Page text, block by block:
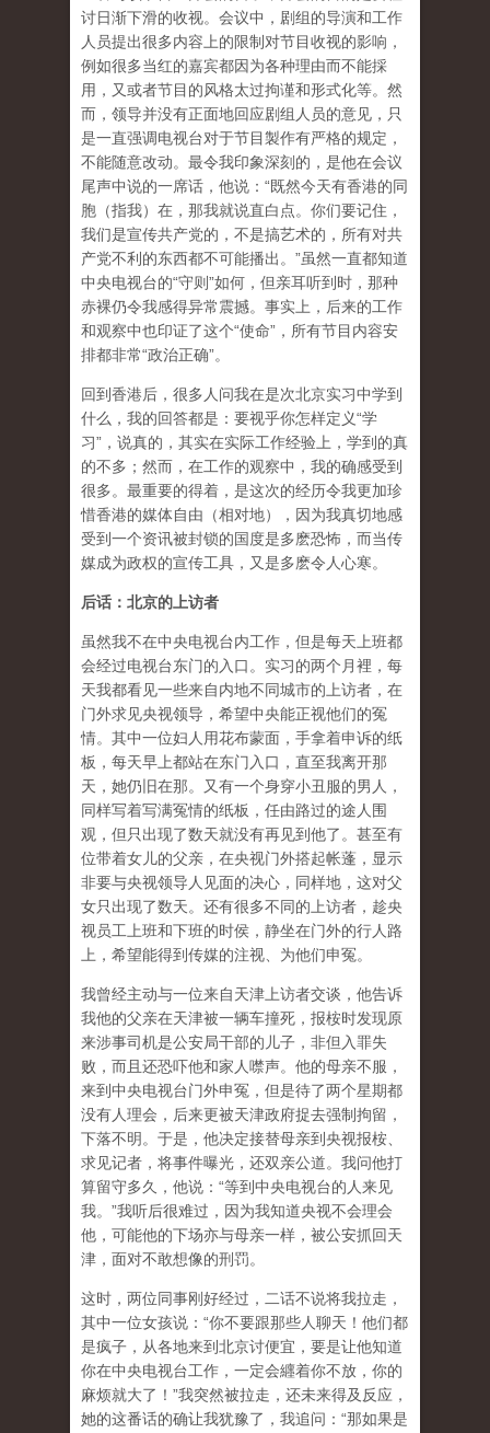
讨日渐下滑的收视。会议中，剧组的导演和工作
人员提出很多内容上的限制对节目收视的影响，
例如很多当红的嘉宾都因为各种理由而不能採
用，又或者节目的风格太过拘谨和形式化等。然
而，领导并没有正面地回应剧组人员的意见，只
是一直强调电视台对于节目製作有严格的规定，
不能随意改动。最令我印象深刻的，是他在会议
尾声中说的一席话，他说：“既然今天有香港的同
胞（指我）在，那我就说直白点。你们要记住，
我们是宣传共产党的，不是搞艺术的，所有对共
产党不利的东西都不可能播出。”虽然一直都知道
中央电视台的“守则”如何，但亲耳听到时，那种
赤裸仍令我感得异常震撼。事实上，后来的工作
和观察中也印证了这个“使命”，所有节目内容安
排都非常“政治正确”。
回到香港后，很多人问我在是次北京实习中学到
什么，我的回答都是：要视乎你怎样定义“学
习”，说真的，其实在实际工作经验上，学到的真
的不多；然而，在工作的观察中，我的确感受到
很多。最重要的得着，是这次的经历令我更加珍
惜香港的媒体自由（相对地），因为我真切地感
受到一个资讯被封锁的国度是多麽恐怖，而当传
媒成为政权的宣传工具，又是多麽令人心寒。
后话：北京的上访者
虽然我不在中央电视台内工作，但是每天上班都
会经过电视台东门的入口。实习的两个月裡，每
天我都看见一些来自内地不同城市的上访者，在
门外求见央视领导，希望中央能正视他们的冤
情。其中一位妇人用花布蒙面，手拿着申诉的纸
板，每天早上都站在东门入口，直至我离开那
天，她仍旧在那。又有一个身穿小丑服的男人，
同样写着写满冤情的纸板，任由路过的途人围
观，但只出现了数天就没有再见到他了。甚至有
位带着女儿的父亲，在央视门外搭起帐蓬，显示
非要与央视领导人见面的决心，同样地，这对父
女只出现了数天。还有很多不同的上访者，趁央
视员工上班和下班的时侯，静坐在门外的行人路
上，希望能得到传媒的注视、为他们申冤。
我曾经主动与一位来自天津上访者交谈，他告诉
我他的父亲在天津被一辆车撞死，报桉时发现原
来涉事司机是公安局干部的儿子，非但入罪失
败，而且还恐吓他和家人噤声。他的母亲不服，
来到中央电视台门外申冤，但是待了两个星期都
没有人理会，后来更被天津政府捉去强制拘留，
下落不明。于是，他决定接替母亲到央视报桉、
求见记者，将事件曝光，还双亲公道。我问他打
算留守多久，他说：“等到中央电视台的人来见
我。”我听后很难过，因为我知道央视不会理会
他，可能他的下场亦与母亲一样，被公安抓回天
津，面对不敢想像的刑罚。
这时，两位同事刚好经过，二话不说将我拉走，
其中一位女孩说：“你不要跟那些人聊天！他们都
是疯子，从各地来到北京讨便宜，要是让他知道
你在中央电视台工作，一定会纒着你不放，你的
麻烦就大了！”我突然被拉走，还未来得及反应，
她的这番话的确让我犹豫了，我追问：“那如果是